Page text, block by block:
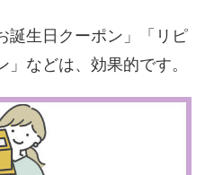
誕生日クーポン」「リピ
などは、効果的です。